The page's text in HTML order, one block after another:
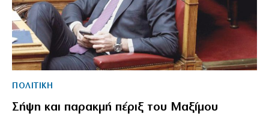
ΠΟΛΙΤΙΚΗ
Σήψη και παρακμή πέριξ του Μαξίμου